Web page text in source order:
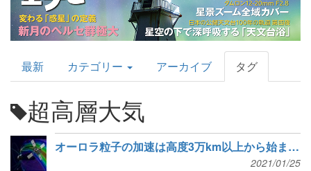
AstroArts
Topics
最新 カテゴリー アーカイブ タグ
超高層大気
オーロラ粒子の加速は高度3万km以上から始まっていた
2021/01/25